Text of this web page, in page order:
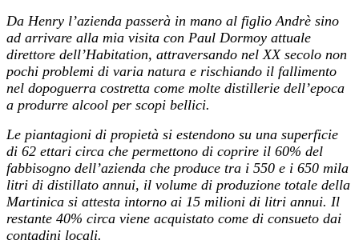
Da Henry l’azienda passerà in mano al figlio Andrè sino
ad arrivare alla mia visita con Paul Dormoy attuale
direttore dell’Habitation, attraversando nel XX secolo non
pochi problemi di varia natura e rischiando il fallimento
nel dopoguerra costretta come molte distillerie dell’epoca
a produrre alcool per scopi bellici.
Le piantagioni di propietà si estendono su una superficie
di 62 ettari circa che permettono di coprire il 60% del
fabbisogno dell’azienda che produce tra i 550 e i 650 mila
litri di distillato annui, il volume di produzione totale della
Martinica si attesta intorno ai 15 milioni di litri annui. Il
restante 40% circa viene acquistato come di consueto dai
contadini locali.